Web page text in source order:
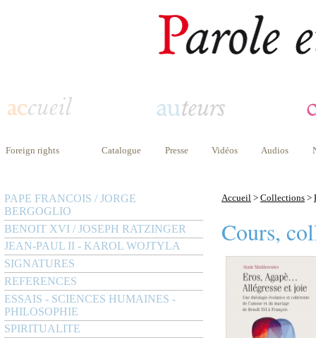
Foreign rights Catalogue Presse Vidéos Audios
PAPE FRANCOIS / JORGE
BERGOGLIO
BENOIT XVI / JOSEPH RATZINGER
JEAN-PAUL II - KAROL WOJTYLA
SIGNATURES
REFERENCES
ESSAIS - SCIENCES HUMAINES -
PHILOSOPHIE
SPIRITUALITE
Accueil > Collections >
Cours,